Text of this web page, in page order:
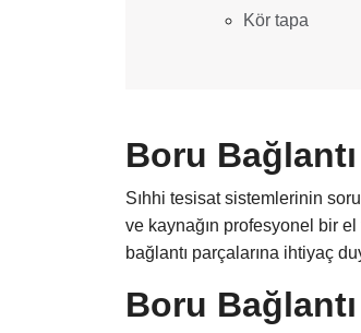
Kör tapa
Boru
Sıhhi tesisat sistemlerinin
ve kaynağın profesyonel bir
bağlantı parçalarına ihtiyaç
Boru